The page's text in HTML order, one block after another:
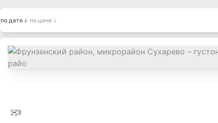
по дате по цене
3